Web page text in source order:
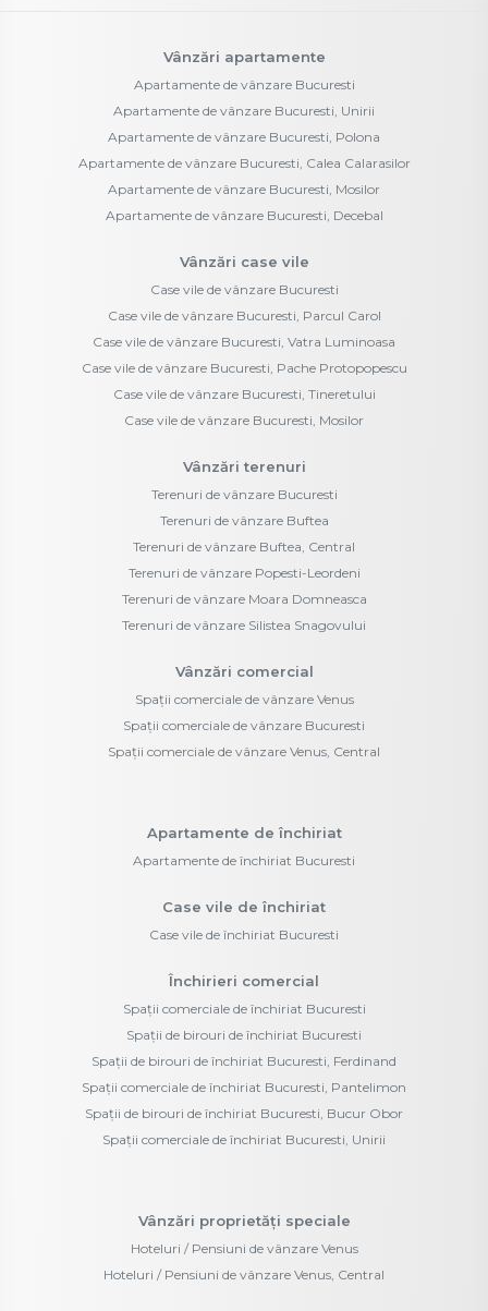
Vânzări apartamente
Apartamente de vânzare Bucuresti
Apartamente de vânzare Bucuresti, Unirii
Apartamente de vânzare Bucuresti, Polona
Apartamente de vânzare Bucuresti, Calea Calarasilor
Apartamente de vânzare Bucuresti, Mosilor
Apartamente de vânzare Bucuresti, Decebal
Vânzări case vile
Case vile de vânzare Bucuresti
Case vile de vânzare Bucuresti, Parcul Carol
Case vile de vânzare Bucuresti, Vatra Luminoasa
Case vile de vânzare Bucuresti, Pache Protopopescu
Case vile de vânzare Bucuresti, Tineretului
Case vile de vânzare Bucuresti, Mosilor
Vânzări terenuri
Terenuri de vânzare Bucuresti
Terenuri de vânzare Buftea
Terenuri de vânzare Buftea, Central
Terenuri de vânzare Popesti-Leordeni
Terenuri de vânzare Moara Domneasca
Terenuri de vânzare Silistea Snagovului
Vânzări comercial
Spații comerciale de vânzare Venus
Spații comerciale de vânzare Bucuresti
Spații comerciale de vânzare Venus, Central
Apartamente de închiriat
Apartamente de închiriat Bucuresti
Case vile de închiriat
Case vile de închiriat Bucuresti
Închirieri comercial
Spații comerciale de închiriat Bucuresti
Spații de birouri de închiriat Bucuresti
Spații de birouri de închiriat Bucuresti, Ferdinand
Spații comerciale de închiriat Bucuresti, Pantelimon
Spații de birouri de închiriat Bucuresti, Bucur Obor
Spații comerciale de închiriat Bucuresti, Unirii
Vânzări proprietăți speciale
Hoteluri / Pensiuni de vânzare Venus
Hoteluri / Pensiuni de vânzare Venus, Central